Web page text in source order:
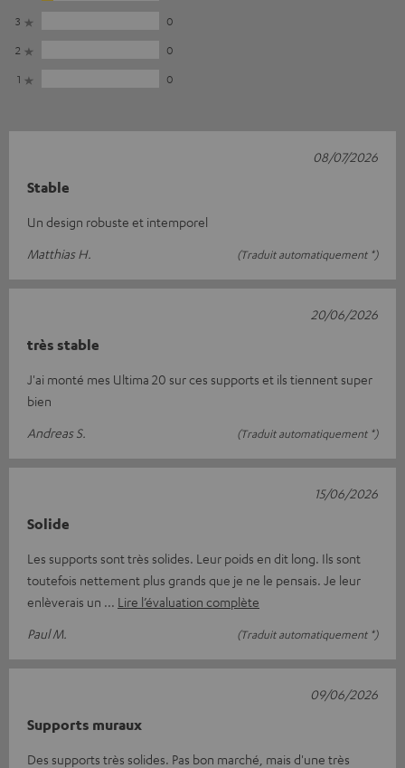
3
0
2
0
1
0
Stable
Un design robuste et intemporel
Matthias H.
(Traduit automatiquement *)
08/07/2026
très stable
J'ai monté mes Ultima 20 sur ces supports et ils tiennent super
bien
Andreas S.
(Traduit automatiquement *)
20/06/2026
Solide
Les supports sont très solides. Leur poids en dit long. Ils sont
toutefois nettement plus grands que je ne le pensais. Je leur
enlèverais un
Lire l’évaluation complète
Paul M.
(Traduit automatiquement *)
15/06/2026
Supports muraux
Des supports très solides. Pas bon marché, mais d'une très
09/06/2026